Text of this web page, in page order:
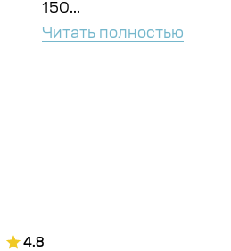
150...
Читать полностью
4.8